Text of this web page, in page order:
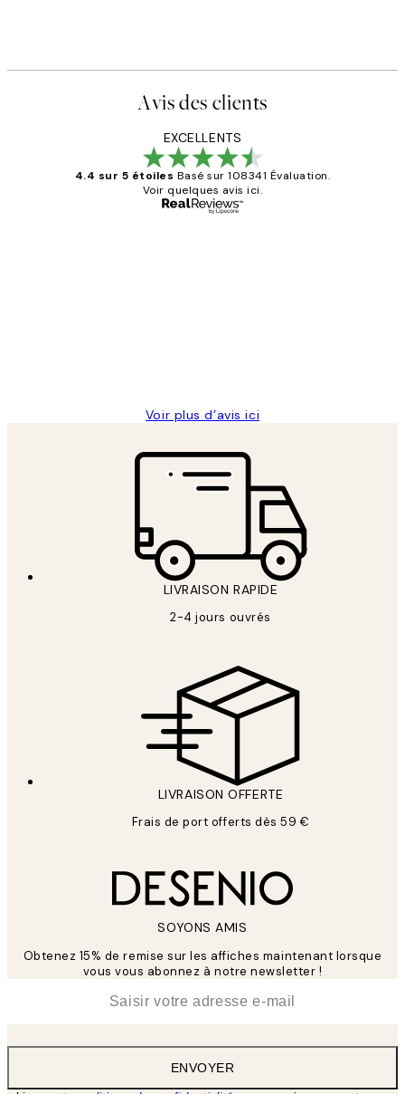
Avis des clients
EXCELLENTS
4.4 sur 5 étoiles Basé sur 108341 Évaluation.
Voir quelques avis ici.
Voir plus d’avis ici
LIVRAISON RAPIDE
2-4 jours ouvrés
LIVRAISON OFFERTE
Frais de port offerts dès 59 €
SOYONS AMIS
Obtenez 15% de remise sur les affiches maintenant lorsque
vous vous abonnez à notre newsletter !
ENVOYER